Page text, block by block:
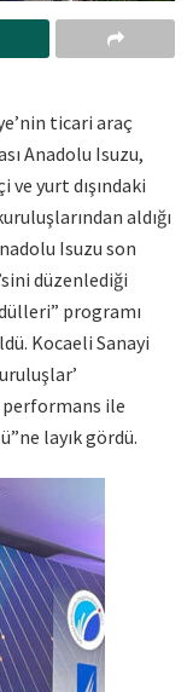
ticari araç
Anadolu Isuzu,
ve yurt dışındaki
aldığı
Isuzu son
düzenlediği
programı
Kocaeli Sanayi
ile
layık gördü.